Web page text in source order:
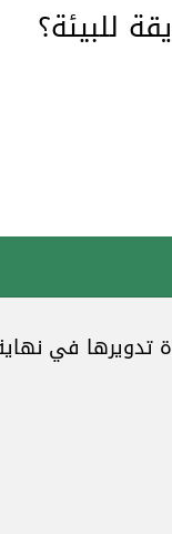
للبيئة؟
تدويرها في